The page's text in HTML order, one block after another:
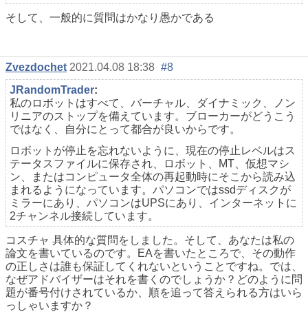
そして、一般的に質問はかなり愚かである
Zvezdochet 2021.04.08 18:38 #8
JRandomTrader:
私のロボットはすべて、バーチャル、ダイナミック、ノン
リニアのストップを備えています。ブローカーがどうこう
ではなく、自分にとって都合が良いからです。
ロボットが停止を忘れないように、現在の停止レベルはス
テータスファイルに保存され、ロボット、MT、仮想マシ
ン、またはコンピュータ全体の再起動時にそこから読み込
まれるようになっています。パソコンではssdディスクが
ミラーにあり、パソコンはUPSにあり、インターネットに
2チャンネル接続しています。
コスチャ 具体的な質問をしました。そして、あなたは私の
論文を書いているのです。EAを書いたところで、その動作
の正しさは誰も保証してくれないということですね。では、
なぜアドバイザーはそれを書くのでしょうか？どのように問
題が番号付けされているか、順を追って答えられる方はいら
っしゃいますか？